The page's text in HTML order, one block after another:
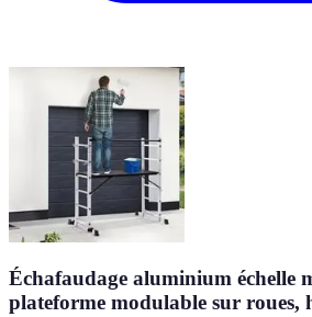
Échafaudage aluminium échelle
plateforme modulable sur roues,